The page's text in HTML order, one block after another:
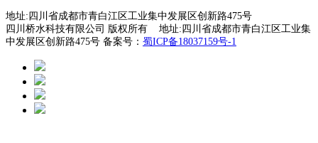
地址:四川省成都市青白江区工业集中发展区创新路475号
四川桥水科技有限公司 版权所有 地址:四川省成都市青白江区工业集
中发展区创新路475号 备案号： 蜀ICP备18037159号-1